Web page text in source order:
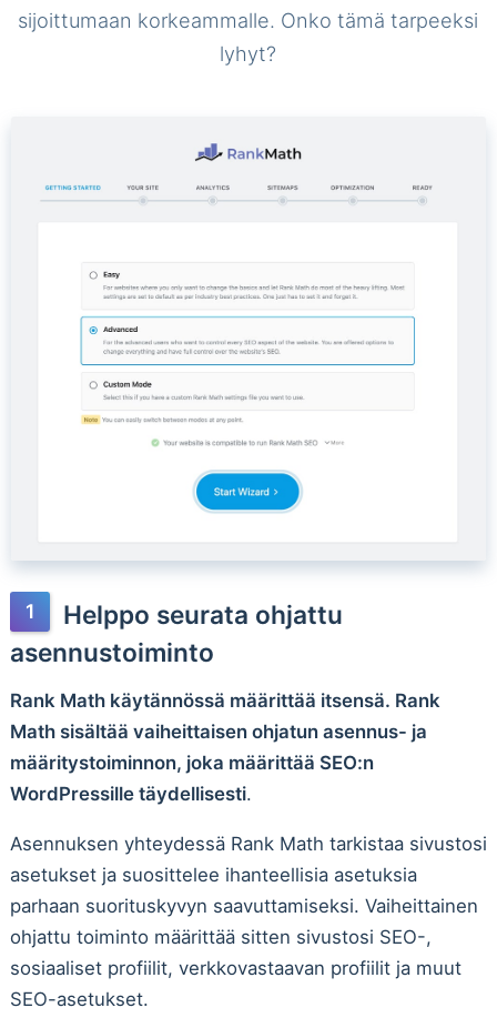
sijoittumaan korkeammalle. Onko tämä tarpeeksi
lyhyt?
Helppo seurata ohjattu
asennustoiminto
Rank Math käytännössä määrittää itsensä. Rank
Math sisältää vaiheittaisen ohjatun asennus- ja
määritystoiminnon, joka määrittää SEO:n
WordPressille täydellisesti.
Asennuksen yhteydessä Rank Math tarkistaa sivustosi
asetukset ja suosittelee ihanteellisia asetuksia
parhaan suorituskyvyn saavuttamiseksi. Vaiheittainen
ohjattu toiminto määrittää sitten sivustosi SEO-,
sosiaaliset profiilit, verkkovastaavan profiilit ja muut
SEO-asetukset.